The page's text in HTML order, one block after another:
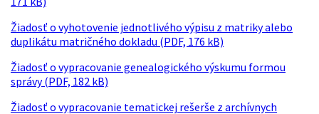
Žiadosť o vyhotovenie jednotlivého výpisu z matriky alebo
duplikátu matričného dokladu (PDF, 176 kB)
Žiadosť o vypracovanie genealogického výskumu formou
správy (PDF, 182 kB)
Žiadosť o vypracovanie tematickej rešerše z archívnych